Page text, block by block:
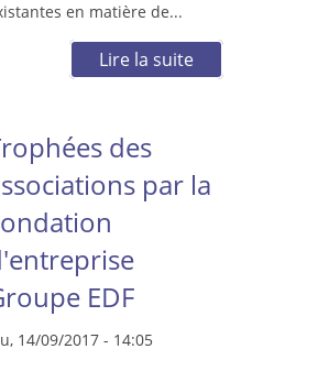
en matière de...
Lire la suite
des
par la
EDF
14/09/2017 - 14:05